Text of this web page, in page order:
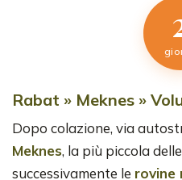
Rabat » Meknes »
Dopo colazione, via
Meknes, la più piccola
successivamente le rovine